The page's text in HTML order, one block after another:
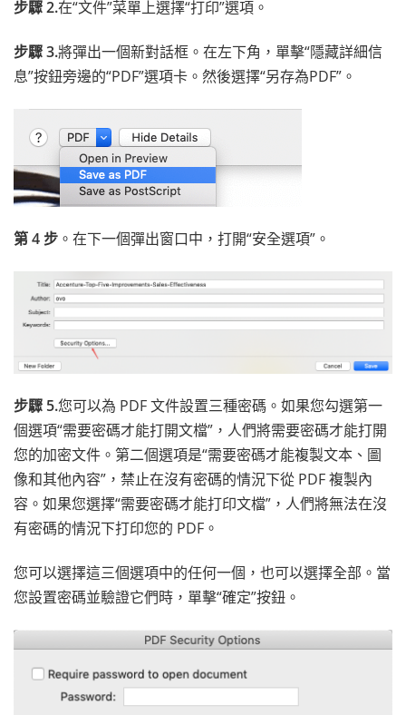
步驟 2.在“文件”菜單上選擇“打印”選項。
步驟 3.將彈出一個新對話框。在左下角，單擊“隱藏詳細信
息”按鈕旁邊的“PDF”選項卡。然後選擇“另存為PDF”。
第 4 步 。在下一個彈出窗口中，打開“安全選項”。
步驟 5.您可以為 PDF 文件設置三種密碼。如果您勾選第一
個選項“需要密碼才能打開文檔”，人們將需要密碼才能打開
您的加密文件。第二個選項是“需要密碼才能複製文本、圖
像和其他內容”，禁止在沒有密碼的情況下從 PDF 複製內
容。如果您選擇“需要密碼才能打印文檔”，人們將無法在沒
有密碼的情況下打印您的 PDF。
您可以選擇這三個選項中的任何一個，也可以選擇全部。當
您設置密碼並驗證它們時，單擊“確定”按鈕。